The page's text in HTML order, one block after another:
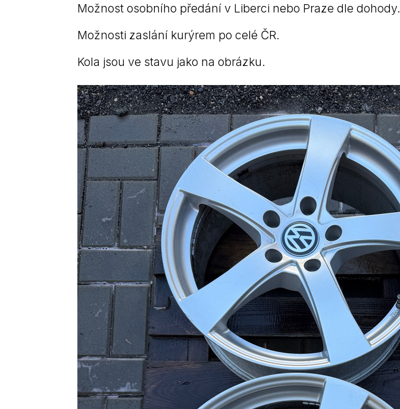
Možnost osobního předání v Liberci nebo Praze dle dohody.
Možnosti zaslání kurýrem po celé ČR.
Kola jsou ve stavu jako na obrázku.